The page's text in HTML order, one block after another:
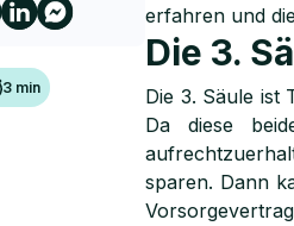
3 min
erfahren und
Die 3.
Die 3. Säule ist
Da diese
sparen. Dann